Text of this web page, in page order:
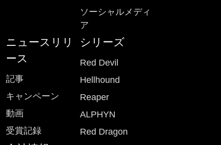
ソーシャルメディ
ア
ニュースリリ
ース
記事
キャンペーン
動画
受賞記録
シリーズ
Red Devil
Hellhound
Reaper
ALPHYN
Red Dragon